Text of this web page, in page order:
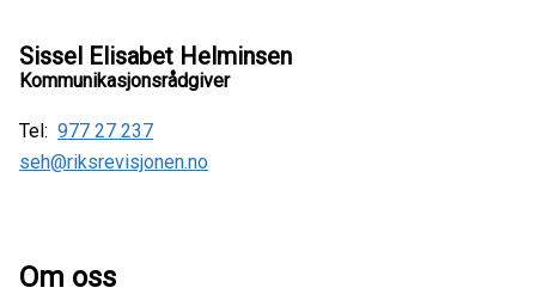
Sissel Elisabet Helminsen
Kommunikasjonsrådgiver
Tel: 977 27 237
seh@riksrevisjonen.no
Om oss